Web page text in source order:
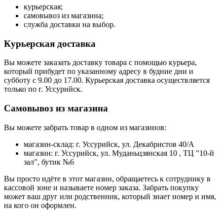
курьерская;
самовывоз из магазина;
служба доставки на выбор.
Курьерская доставка
Вы можете заказать доставку товара с помощью курьера,
который прибудет по указанному адресу в будние дни и
субботу с 9.00 до 17.00. Курьерская доставка осуществляется
только по г. Уссурийск.
Самовывоз из магазина
Вы можете забрать товар в одном из магазинов:
магазин-склад: г. Уссурийск, ул. Декабристов 40/А
магазин: г. Уссурийск, ул. Муданьцзянская 10 , ТЦ "10-й
зал", бутик №6
Вы просто идёте в этот магазин, обращаетесь к сотруднику в
кассовой зоне и называете номер заказа. Забрать покупку
может ваш друг или родственник, который знает номер и имя,
на кого он оформлен.